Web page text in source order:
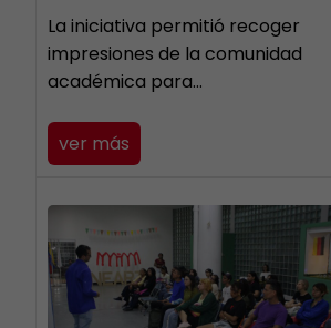
La iniciativa permitió recoger
impresiones de la comunidad
académica para…
ver más